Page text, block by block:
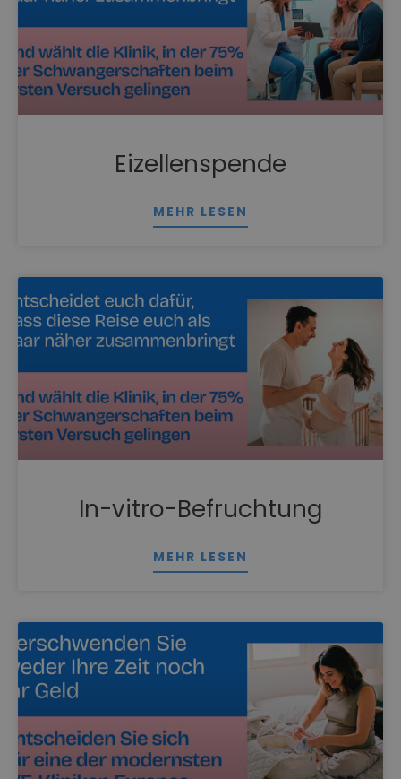
Eizellenspende
MEHR LESEN
In-vitro-Befruchtung
MEHR LESEN